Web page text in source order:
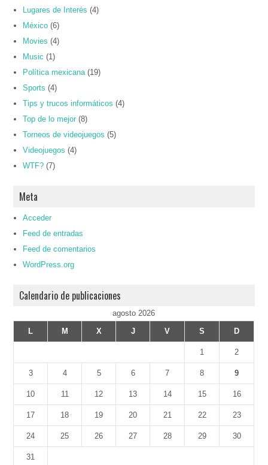
Lugares de Interés (4)
México (6)
Movies (4)
Music (1)
Política mexicana (19)
Sports (4)
Tips y trucos informáticos (4)
Top de lo mejor (8)
Torneos de videojuegos (5)
Videojuegos (4)
WTF? (7)
Meta
Acceder
Feed de entradas
Feed de comentarios
WordPress.org
Calendario de publicaciones
agosto 2026
L
M X J V S D
1 2
3 4 5 6 7 8 9
10 11 12 13 14 15 16
17 18 19 20 21 22 23
24 25 26 27 28 29 30
31